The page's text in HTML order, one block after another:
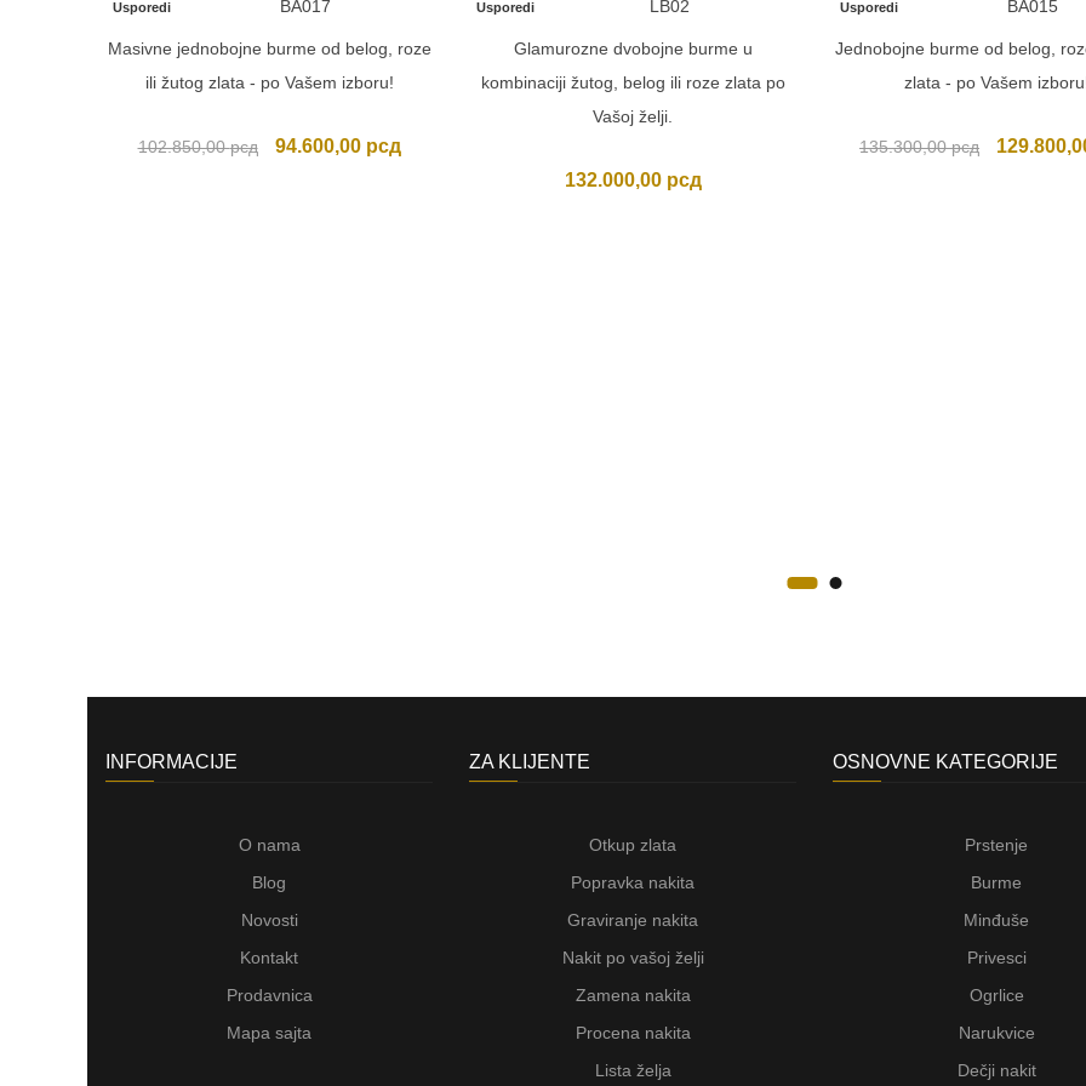
Usporedi BA017
Masivne jednobojne burme od belog, roze
ili žutog zlata - po Vašem izboru!
102.850,00рсд
Originalna
94.600,00 рсдTrenutna
Usporedi LB02
Glamurozne dvobojne burme u
kombinaciji žutog, belog ili roze zlata po
Vašoj želji.
132.000,00 рсд
Usporedi BA015
Jednobojne burme od belog,
zlata - po Vašem
135.300,00рсд
Originalna
INFORMACIJE
O nama
Blog
Novosti
Kontakt
Prodavnica
Mapa sajta
ZA KLIJENTE
Otkup zlata
Popravka nakita
Graviranje nakita
Nakit po vašoj želji
Zamena nakita
Procena nakita
Lista želja
OSNOVNE KATEGORIJE
Prstenje
Burme
Minđuše
Privesci
Ogrlice
Narukvice
Dečji nakit